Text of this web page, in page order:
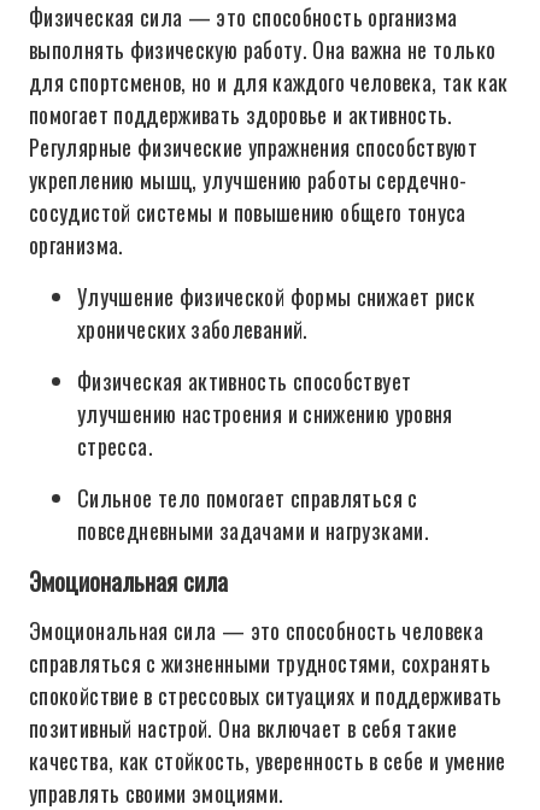
Физическая сила — это способность организма
выполнять физическую работу. Она важна не только
для спортсменов, но и для каждого человека, так как
помогает поддерживать здоровье и активность.
Регулярные физические упражнения способствуют
укреплению мышц, улучшению работы сердечно-
сосудистой системы и повышению общего тонуса
организма.
Улучшение физической формы снижает риск
хронических заболеваний.
Физическая активность способствует
улучшению настроения и снижению уровня
стресса.
Сильное тело помогает справляться с
повседневными задачами и нагрузками.
Эмоциональная сила
Эмоциональная сила — это способность человека
справляться с жизненными трудностями, сохранять
спокойствие в стрессовых ситуациях и поддерживать
позитивный настрой. Она включает в себя такие
качества, как стойкость, уверенность в себе и умение
управлять своими эмоциями.